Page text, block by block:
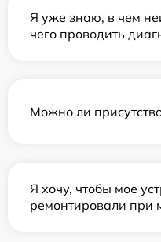
Я уже знаю, в чем
чего проводить
Можно ли
Я хочу, чтобы мое
ремонтировали при